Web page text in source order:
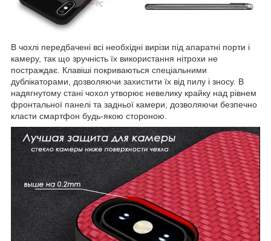
В чохлі передбачені всі необхідні вирізи під апаратні порти і
камеру, так що зручність їх використання нітрохи не
постраждає. Клавіші покриваються спеціальними
дублікаторами, дозволяючи захистити їх від пилу і зносу. В
надягнутому стані чохол утворює невелику крайку над рівнем
фронтальної панелі та задньої камери, дозволяючи безпечно
класти смартфон будь-якою стороною.